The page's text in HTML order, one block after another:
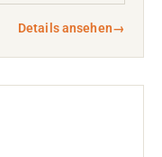
Details ansehen→